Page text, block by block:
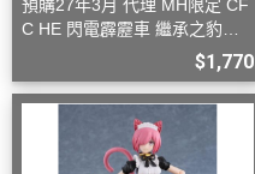
預購27年3月 代理 MH限定 CF
C HE 閃電霹靂車 繼承之豹魂
$1,770